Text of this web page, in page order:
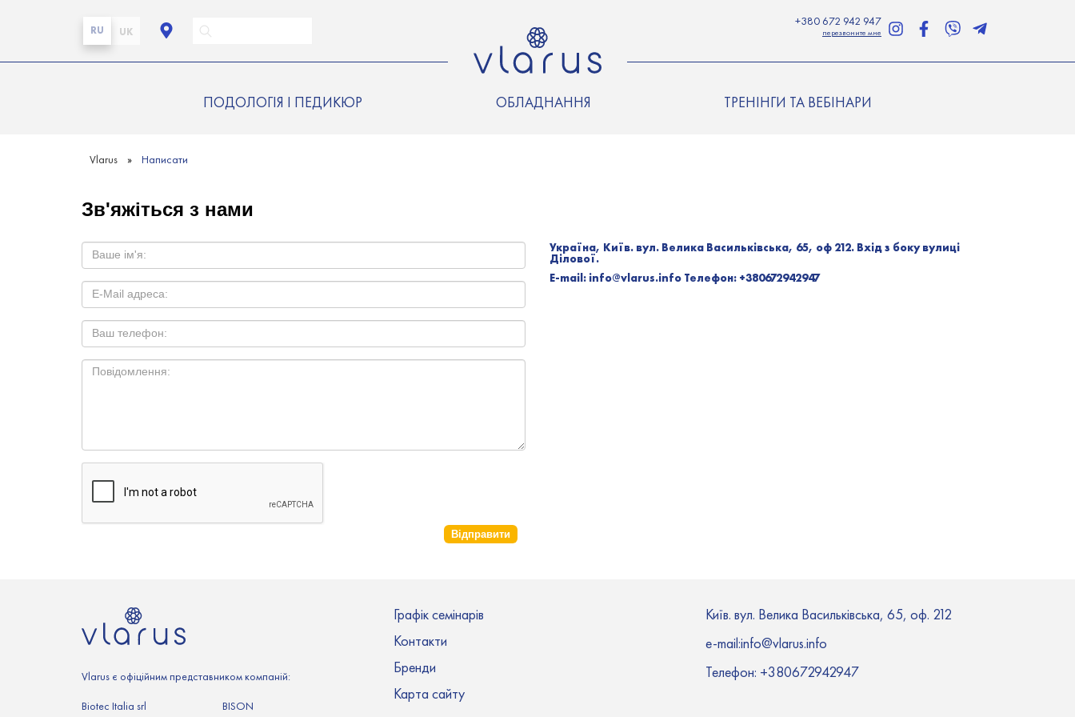
UK
RU
+380 672 942 947
перезвоните мне
ПОДОЛОГІЯ І ПЕДИКЮР ОБЛАДНАННЯ ТРЕНІНГИ ТА ВЕБІНАРИ
Vlarus Написати
Зв'яжіться з нами
Відправити
Україна, Київ. вул. Велика Васильківська, 65, оф 212. Вхід з боку вулиці
Ділової.
E-mail: info@vlarus.info Телефон: +380672942947
Vlarus є офіційним представником компаній:
Biotec Italia srl BISON
Графік семінарів
Контакти
Бренди
Карта сайту
Київ. вул. Велика Васильківська, 65, оф. 212
e-mail:info@vlarus.info
Телефон: +380672942947